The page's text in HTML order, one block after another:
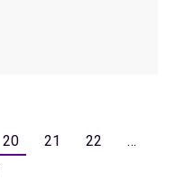
20 21 22
…